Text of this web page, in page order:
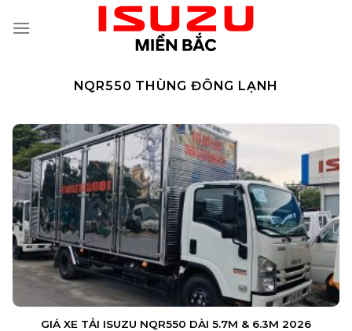
NQR550 THÙNG ĐÔNG LẠNH
GIÁ XE TẢI ISUZU NQR550 DÀI 5.7M & 6.3M 2026